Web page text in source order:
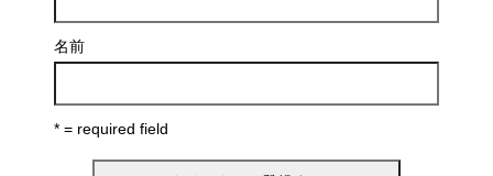
名前
* = required field